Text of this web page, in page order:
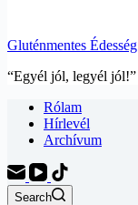
Gluténmentes Édesség
“Egyél jól, legyél jól!”
Rólam
Hírlevél
Archívum
Search